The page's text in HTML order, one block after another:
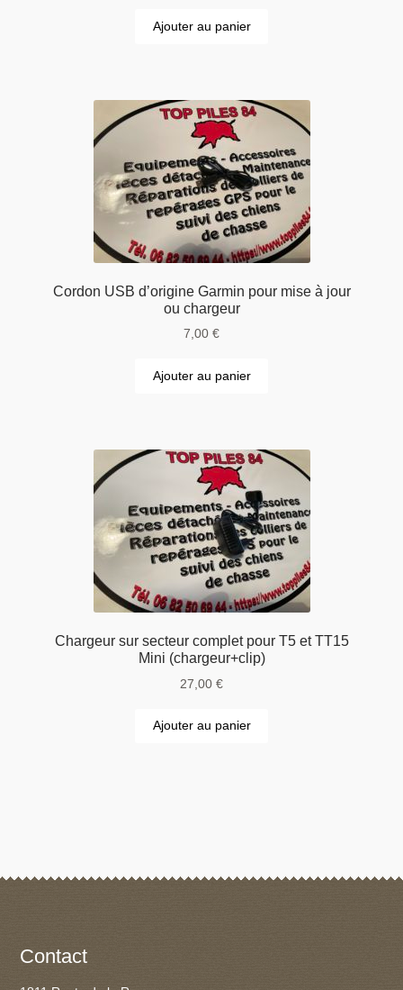
Ajouter au panier
Cordon USB d’origine Garmin pour mise à jour
ou chargeur
7,00 €
Ajouter au panier
Chargeur sur secteur complet pour T5 et TT15
Mini (chargeur+clip)
27,00 €
Ajouter au panier
Contact